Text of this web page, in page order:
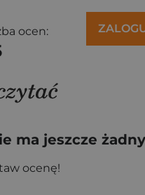
ocen:
ma jeszcze
ocenę!